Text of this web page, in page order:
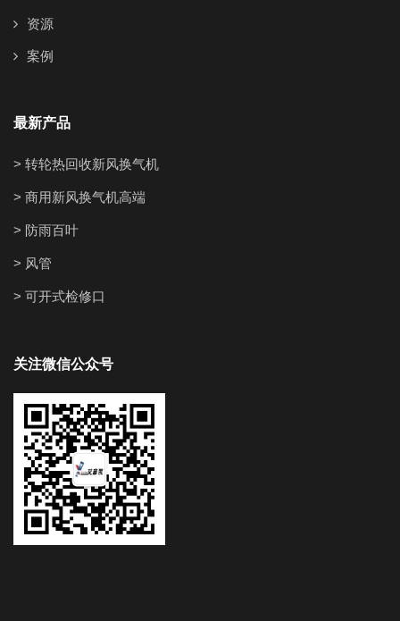
资源
案例
最新产品
> 转轮热回收新风换气机
> 商用新风换气机高端
> 防雨百叶
> 风管
> 可开式检修口
关注微信公众号